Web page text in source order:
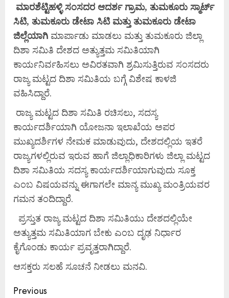
ಮಾರಶೆಟ್ಟಿಹಳ್ಳಿ ಸಂಸದರ ಆದರ್ಶ ಗ್ರಾಮ, ತುಮಕೂರು ಸ್ಮಾರ್ಟ್
ಸಿಟಿ, ತುಮಕೂರು ಡೇಟಾ ಸಿಟಿ ಮತ್ತು ತುಮಕೂರು ಡೇಟಾ
ಜಿಲ್ಲೆಯಾಗಿ ಮಾರ್ಪಾಡು ಮಾಡಲು ಮತ್ತು ತುಮಕೂರು ಜಿಲ್ಲಾ
ದಿಶಾ ಸಮಿತಿ ದೇಶದ ಅತ್ಯುತ್ತಮ ಸಮಿತಿಯಾಗಿ
ಕಾರ್ಯನಿರ್ವಹಿಸಲು ಅವಿರತವಾಗಿ ಶ್ರಮಿಸುತ್ತಿರುವ ಸಂಸದರು
ರಾಜ್ಯ ಮಟ್ಟದ ದಿಶಾ ಸಮಿತಿಯ ಬಗ್ಗೆ ವಿಶೇಷ ಕಾಳಜಿ
ವಹಿಸಿದ್ದಾರೆ.
ರಾಜ್ಯ ಮಟ್ಟದ ದಿಶಾ ಸಮಿತಿ ರಚಿಸಲು, ಸದಸ್ಯ
ಕಾರ್ಯದರ್ಶಿಯಾಗಿ ಯೋಜನಾ ಇಲಾಖೆಯ ಅಪರ
ಮುಖ್ಯದರ್ಶಿಗಳ ನೇಮಕ ಮಾಡುವುದು, ದೇಶದಲ್ಲಿಯ ಇತರೆ
ರಾಜ್ಯಗಳಲ್ಲಿರುವ ಇರುವ ಹಾಗೆ ಜಿಲ್ಲಾಧಿಕಾರಿಗಳು ಜಿಲ್ಲಾ ಮಟ್ಟದ
ದಿಶಾ ಸಮಿತಿಯ ಸದಸ್ಯ ಕಾರ್ಯದರ್ಶಿಯಾಗುವುದು ಸೂಕ್ತ
ಎಂಬ ವಿಷಯವನ್ನು ಈಗಾಗಲೇ ಮಾನ್ಯ ಮುಖ್ಯ ಮಂತ್ರಿಯವರ
ಗಮನ ತಂದಿದ್ದಾರೆ.
ಪ್ರಸ್ತುತ ರಾಜ್ಯ ಮಟ್ಟದ ದಿಶಾ ಸಮಿತಿಯು ದೇಶದಲ್ಲಿಯೇ
ಅತ್ಯುತ್ತಮ ಸಮಿತಿಯಾಗ ಬೇಕು ಎಂಬ ದೃಢ ನಿರ್ಧಾರ
ಕೈಗೊಂಡು ಕಾರ್ಯ ಪ್ರವೃತ್ತರಾಗಿದ್ದಾರೆ.
ಆಸಕ್ತರು ಸಲಹೆ ಸೂಚನೆ ನೀಡಲು ಮನವಿ.
Previous